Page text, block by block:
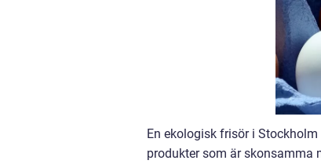
En ekologisk frisör i
produkter som är skonsamma